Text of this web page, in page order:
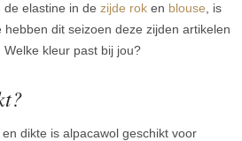
elastine in de zijde rok en blouse, is
dit seizoen deze zijden artikelen
kleur past bij jou?
dikte is alpacawol geschikt voor